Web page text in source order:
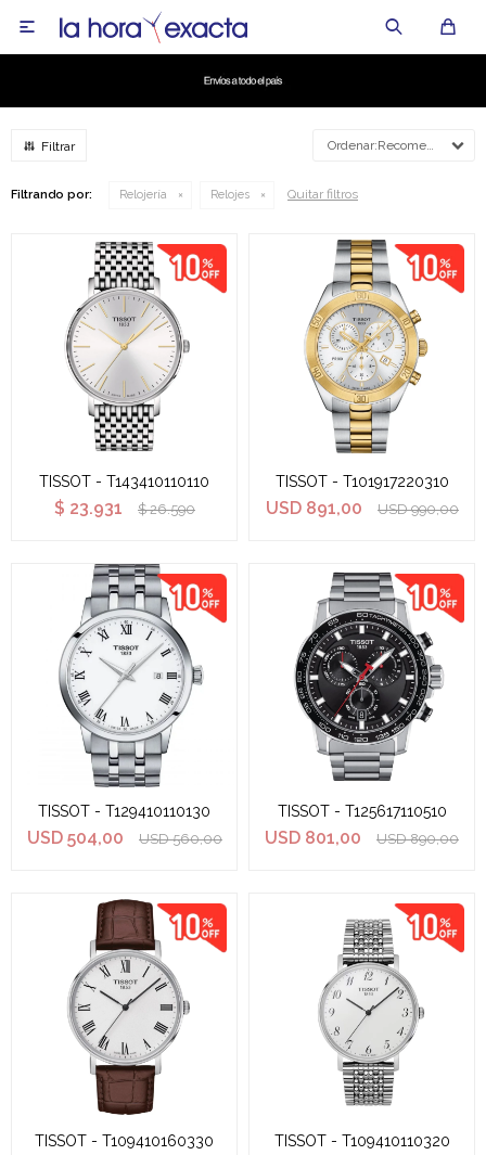

Recomendados
Filtrando por: Relojería Relojes Quitar filtros
TISSOT - T143410110110
$ 23.931 $ 26.590
TISSOT - T101917220310
USD 891,00 USD 990,00
TISSOT - T129410110130
USD 504,00 USD 560,00
TISSOT - T125617110510
USD 801,00 USD 890,00
TISSOT - T109410160330 TISSOT - T109410110320